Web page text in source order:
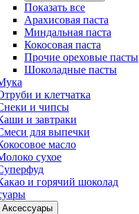
Показать все
Арахисовая паста
Миндальная паста
Кокосовая паста
Прочие ореховые пасты
Шоколадные пасты
и клетчатка
и чипсы
и завтраки
для выпечки
масло
сухое
и горячий шоколад
Аксессуары